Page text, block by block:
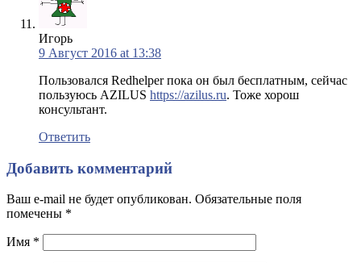
Игорь
9 Август 2016 at 13:38
Пользовался Redhelper пока он был бесплатным, сейчас
пользуюсь AZILUS https://azilus.ru. Тоже хорош
консультант.
Ответить
Добавить комментарий
Ваш e-mail не будет опубликован. Обязательные поля
помечены *
Имя *